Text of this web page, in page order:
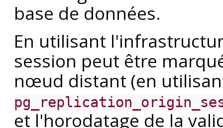
base de données.
En utilisant
session peut être
nœud distant (en
et l'horodatage de la